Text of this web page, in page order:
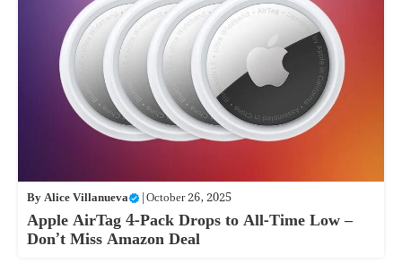
ByAlice Villanueva |October 26, 2025
Apple AirTag 4-Pack Drops to All-Time Low –
Don’t Miss Amazon Deal